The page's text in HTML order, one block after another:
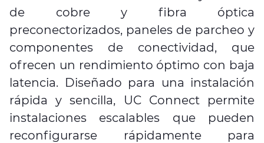
de cobre y fibra óptica
preconectorizados, paneles de parcheo y
componentes de conectividad, que
ofrecen un rendimiento óptimo con baja
latencia. Diseñado para una instalación
rápida y sencilla, UC Connect permite
instalaciones escalables que pueden
reconfigurarse rápidamente para